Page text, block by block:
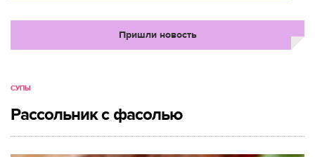
Пришли новость
СУПЫ
Рассольник с фасолью